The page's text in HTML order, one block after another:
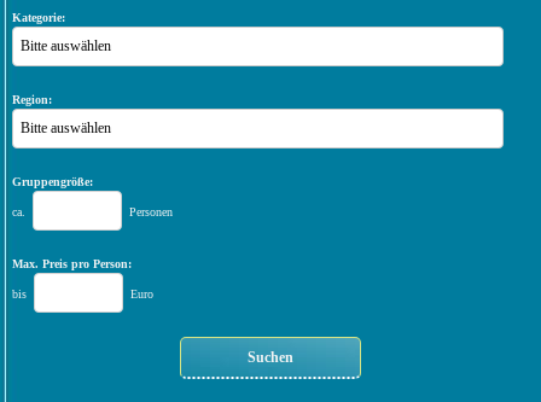
Kategorie:
Bitte auswählen
Region:
Bitte auswählen
Gruppengröße:
ca. Personen
Max. Preis pro Person:
bis Euro